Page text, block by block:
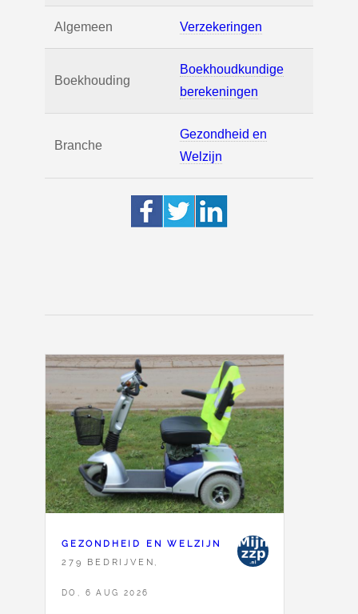
Algemeen Verzekeringen
Boekhouding
Boekhoudkundige
berekeningen
Branche
Gezondheid en
Welzijn
GEZONDHEID EN WELZIJN
279 BEDRIJVEN,
DO, 6 AUG 2026